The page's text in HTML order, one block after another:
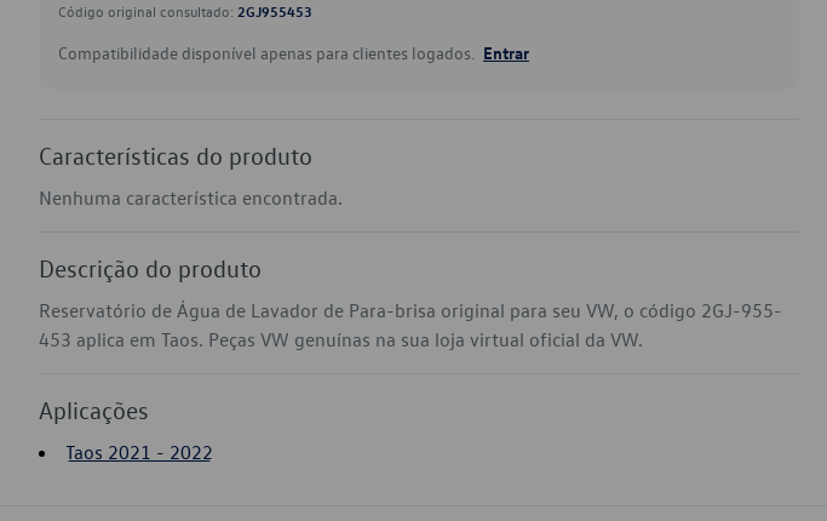
Código original consultado: 2GJ955453
Compatibilidade disponível apenas para clientes logados. Entrar
Características do produto
Nenhuma característica encontrada.
Descrição do produto
Reservatório de Água de Lavador de Para-brisa original para seu VW, o código 2GJ-955-
453 aplica em Taos. Peças VW genuínas na sua loja virtual oficial da VW.
Aplicações
Taos 2021 - 2022